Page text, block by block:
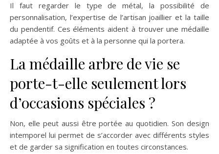
Il faut regarder le type de métal, la possibilité de
personnalisation, l’expertise de l’artisan joaillier et la taille
du pendentif. Ces éléments aident à trouver une médaille
adaptée à vos goûts et à la personne qui la portera.
La médaille arbre de vie se
porte-t-elle seulement lors
d’occasions spéciales ?
Non, elle peut aussi être portée au quotidien. Son design
intemporel lui permet de s’accorder avec différents styles
et de garder sa signification en toutes circonstances.